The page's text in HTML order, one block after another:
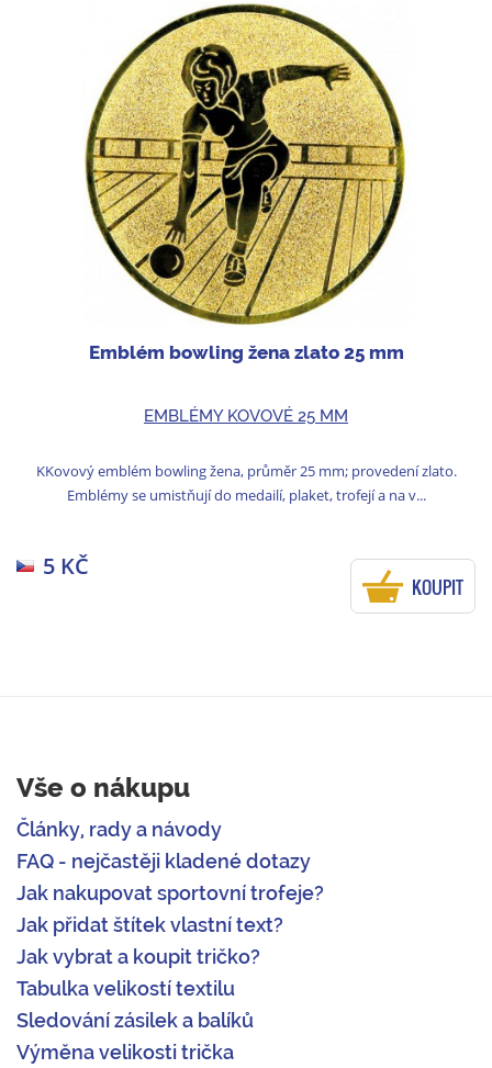
Emblém bowling žena zlato 25 mm
EMBLÉMY KOVOVÉ 25 MM
KKovový emblém bowling žena, průměr 25 mm; provedení zlato.
Emblémy se umistňují do medailí, plaket, trofejí a na v...
5 KČ
KOUPIT
Vše o nákupu
Články, rady a návody
FAQ - nejčastěji kladené dotazy
Jak nakupovat sportovní trofeje?
Jak přidat štítek vlastní text?
Jak vybrat a koupit tričko?
Tabulka velikostí textilu
Sledování zásilek a balíků
Výměna velikosti trička